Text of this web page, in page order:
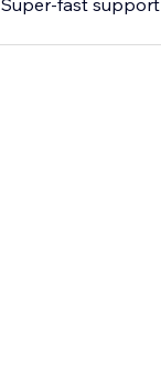
Super-fast support